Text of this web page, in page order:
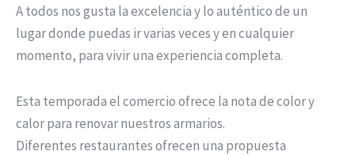
A todos nos gusta la excelencia y lo auténtico de un
lugar donde puedas ir varias veces y en cualquier
momento, para vivir una experiencia completa.
Esta temporada el comercio ofrece la nota de color y
calor para renovar nuestros armarios.
Diferentes restaurantes ofrecen una propuesta